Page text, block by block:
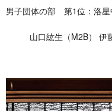
男子団体の部 第1位：洛星
山口紘生（M2B） 伊